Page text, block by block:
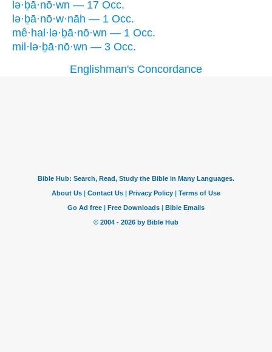
lə·ḇā·nō·wn — 17 Occ.
lə·ḇā·nō·w·nāh — 1 Occ.
mê·hal·lə·ḇā·nō·wn — 1 Occ.
mil·lə·ḇā·nō·wn — 3 Occ.
Englishman's Concordance